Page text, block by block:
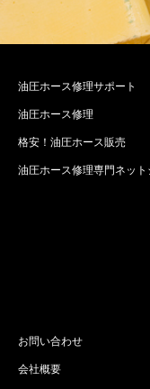
油圧ホース修理サポート
油圧ホース修理
格安！油圧ホース販売
油圧ホース修理専門ネット
お問い合わせ
会社概要